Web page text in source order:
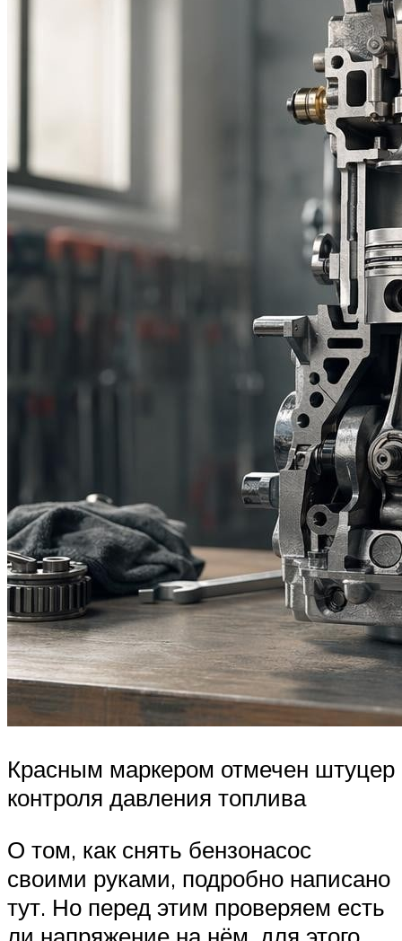
Красным маркером отмечен штуцер
контроля давления топлива
О том, как снять бензонасос
своими руками, подробно написано
тут. Но перед этим проверяем есть